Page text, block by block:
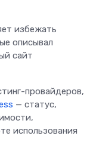
избежать
описывал
сайт
провайдеров,
— статус,
использования